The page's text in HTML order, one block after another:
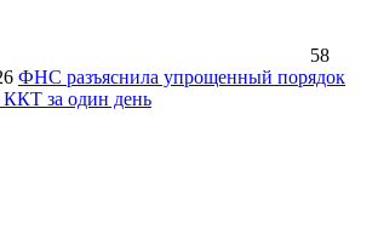
58
ФНС разъяснила упрощенный порядок
ККТ за один день